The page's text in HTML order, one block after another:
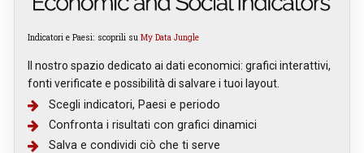
Indicatori e Paesi: scoprili su My Data Jungle
Il nostro spazio dedicato ai dati economici: grafici interattivi,
fonti verificate e possibilità di salvare i tuoi layout.
Scegli indicatori, Paesi e periodo
Confronta i risultati con grafici dinamici
Salva e condividi ciò che ti serve